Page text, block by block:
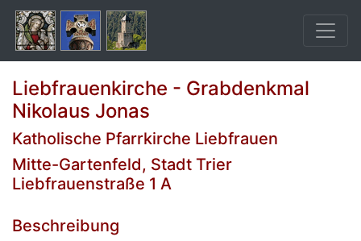
Liebfrauenkirche - Grabdenkmal
Nikolaus Jonas
Katholische Pfarrkirche Liebfrauen
Mitte-Gartenfeld, Stadt Trier
Liebfrauenstraße 1 A
Beschreibung